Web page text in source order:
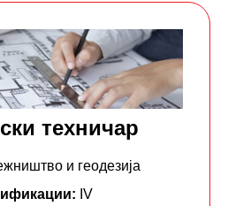
техничар
и геодезија
IV